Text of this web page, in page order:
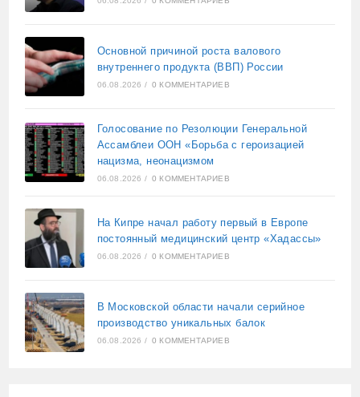
Основной причиной роста валового
внутреннего продукта (ВВП) России
06.08.2026 / 0 КОММЕНТАРИЕВ
Голосование по Резолюции Генеральной
Ассамблеи ООН «Борьба с героизацией
нацизма, неонацизмом
06.08.2026 / 0 КОММЕНТАРИЕВ
На Кипре начал работу первый в Европе
постоянный медицинский центр «Хадассы»
06.08.2026 / 0 КОММЕНТАРИЕВ
В Московской области начали серийное
производство уникальных балок
06.08.2026 / 0 КОММЕНТАРИЕВ